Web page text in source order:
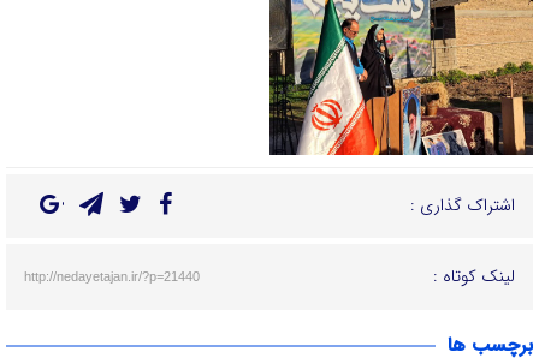
اشتراک گذاری :
لینک کوتاه : http://nedayetajan.ir/?p=21440
برچسب ها